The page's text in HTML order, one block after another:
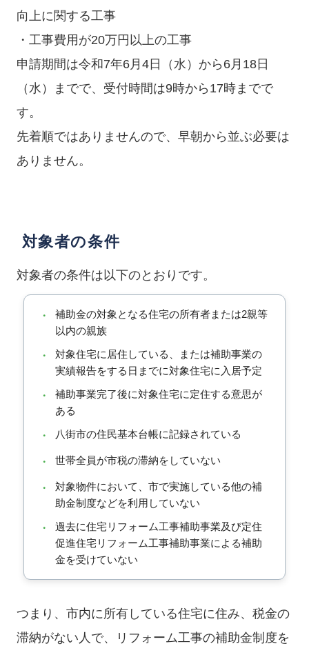
向上に関する工事
・工事費用が20万円以上の工事
申請期間は令和7年6月4日（水）から6月18日
（水）までで、受付時間は9時から17時までで
す。
先着順ではありませんので、早朝から並ぶ必要は
ありません。
対象者の条件
対象者の条件は以下のとおりです。
・
補助金の対象となる住宅の所有者または2親等
以内の親族
・
対象住宅に居住している、または補助事業の
実績報告をする日までに対象住宅に入居予定
・
補助事業完了後に対象住宅に定住する意思が
ある
・ 八街市の住民基本台帳に記録されている
・ 世帯全員が市税の滞納をしていない
・
対象物件において、市で実施している他の補
助金制度などを利用していない
・
過去に住宅リフォーム工事補助事業及び定住
促進住宅リフォーム工事補助事業による補助
金を受けていない
つまり、市内に所有している住宅に住み、税金の
滞納がない人で、リフォーム工事の補助金制度を